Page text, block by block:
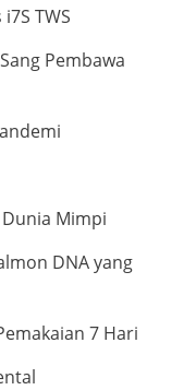
TWS
Pembawa
Dunia Mimpi
DNA yang
7 Hari